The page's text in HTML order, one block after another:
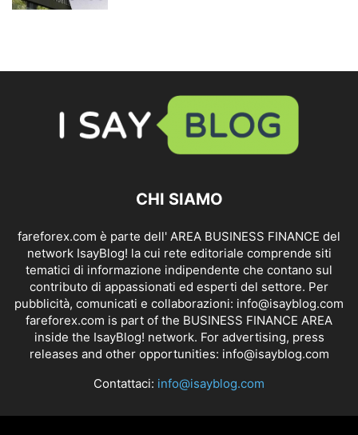
CHI SIAMO
fareforex.com è parte dell' AREA BUSINESS FINANCE del
network IsayBlog! la cui rete editoriale comprende siti
tematici di informazione indipendente che contano sul
contributo di appassionati ed esperti del settore. Per
pubblicità, comunicati e collaborazioni: info@isayblog.com
fareforex.com is part of the BUSINESS FINANCE AREA
inside the IsayBlog! network. For advertising, press
releases and other opportunities: info@isayblog.com
Contattaci: info@isayblog.com